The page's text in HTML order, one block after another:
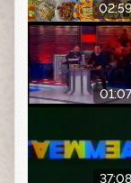
02:59
01:07
37:08